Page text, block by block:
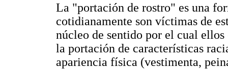
La "portación de rostro" es una
cotidianamente son víctimas de
núcleo de sentido por el cual
la portación de características
apariencia física (vestimenta,